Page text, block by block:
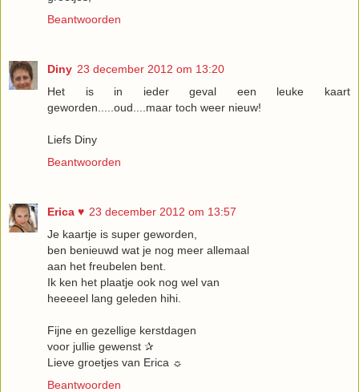
Beantwoorden
Diny 23 december 2012 om 13:20
Het is in ieder geval een leuke kaart
geworden.....oud....maar toch weer nieuw!
Liefs Diny
Beantwoorden
Erica ♥ 23 december 2012 om 13:57
Je kaartje is super geworden,
ben benieuwd wat je nog meer allemaal
aan het freubelen bent.
Ik ken het plaatje ook nog wel van
heeeeel lang geleden hihi.
Fijne en gezellige kerstdagen
voor jullie gewenst ✰
Lieve groetjes van Erica ☼
Beantwoorden